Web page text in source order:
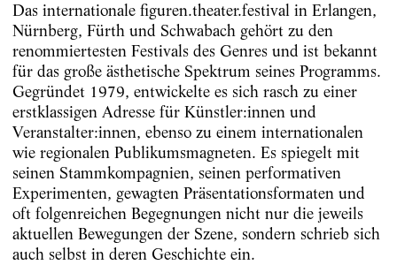
Das internationale figuren.theater.festival in Erlangen,
Nürnberg, Fürth und Schwabach gehört zu den
renommiertesten Festivals des Genres und ist bekannt
für das große ästhetische Spektrum seines Programms.
Gegründet 1979, entwickelte es sich rasch zu einer
erstklassigen Adresse für Künstler:innen und
Veranstalter:innen, ebenso zu einem internationalen
wie regionalen Publikumsmagneten. Es spiegelt mit
seinen Stammkompagnien, seinen performativen
Experimenten, gewagten Präsentationsformaten und
oft folgenreichen Begegnungen nicht nur die jeweils
aktuellen Bewegungen der Szene, sondern schrieb sich
auch selbst in deren Geschichte ein.